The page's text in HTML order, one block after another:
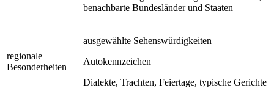
benachbarte Bundesländer und Staaten
regionale
Besonderheiten
ausgewählte Sehenswürdigkeiten
Autokennzeichen
Dialekte, Trachten, Feiertage, typische Gerichte